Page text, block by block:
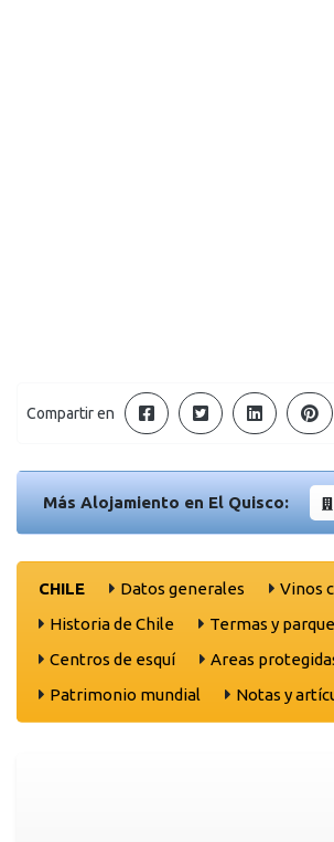
Compartir en
Más Alojamiento en El Quisco:
CHILE Datos generales
Vinos
Historia de Chile
Termas y
Centros de esquí
Areas
Patrimonio mundial
Notas y